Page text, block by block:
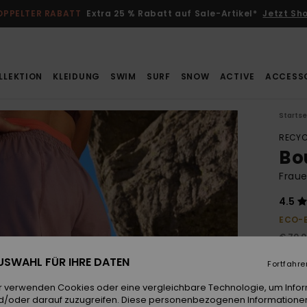
RABATT Extra 25 % Rabatt auf Sale-Artikel* Jetzt
KLEIDUNG SWIM SURF SNOW ACTIVE
4.5
ECO-
€
€
FÜR IHRE DATEN
verwenden Cookies oder eine vergleichbare Technologie, um
oder darauf zuzugreifen. Diese personenbezogenen